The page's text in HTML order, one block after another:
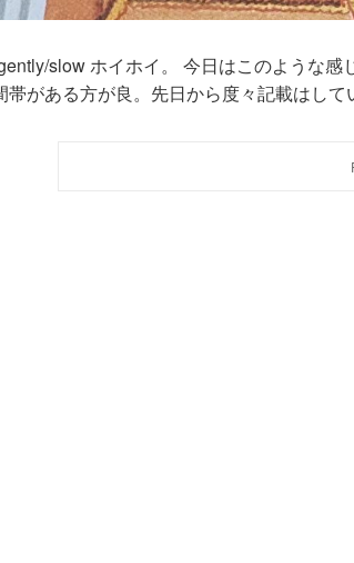
slow ホイホイ。 今日はこのような
帯がある方が良。先日から度々記載はして